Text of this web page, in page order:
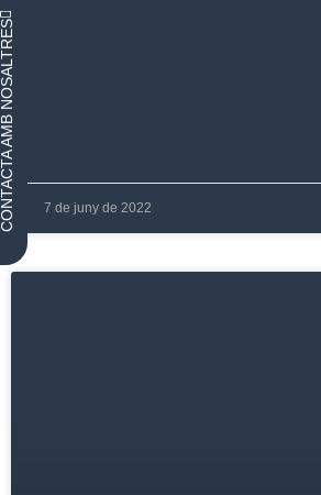
NOSALTRES 7 de juny de 2022